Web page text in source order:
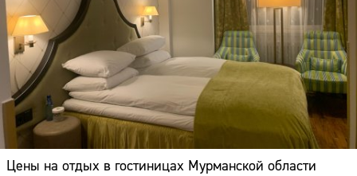
Цены на отдых в гостиницах Мурманской области